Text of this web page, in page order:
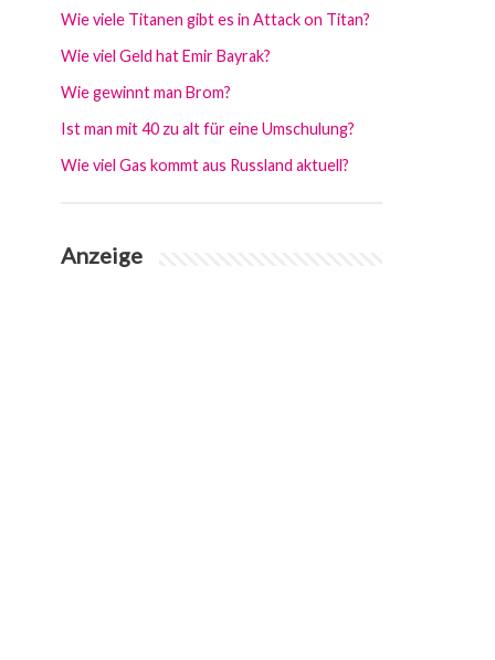
Wie viele Titanen gibt es in Attack on Titan?
Wie viel Geld hat Emir Bayrak?
Wie gewinnt man Brom?
Ist man mit 40 zu alt für eine Umschulung?
Wie viel Gas kommt aus Russland aktuell?
Anzeige